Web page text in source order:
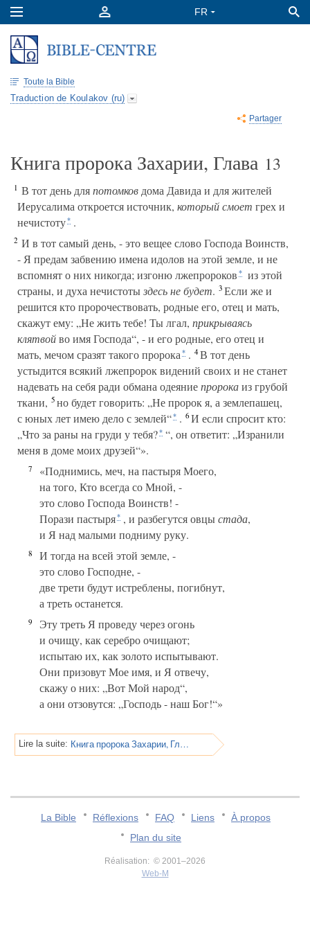
Toute la Bible
Traduction de Koulakov (ru)
Partager
Книга пророка Захарии, Глава 13
1 В тот день дляпотомков дома Давида и для жителей
Иерусалима откроется источник, который смоет грех и
нечистоту* .
2 И в тот самый день, - это вещее слово Господа Воинств,
- Я предам забвению имена идолов на этой земле, и не
вспомнят о них никогда; изгоню лжепророков *
из этой
страны, и духа нечистотыздесь не будет. 3Если же и
решится кто пророчествовать, родные его, отец и мать,
скажут ему: „Не жить тебе! Ты лгал, прикрываясь
клятвойво имя Господа“, - и его родные, его отец и
мать, мечом сразят такого пророка * . 4В тот день
устыдится всякий лжепророк видений своих и не станет
надевать на себя ради обмана одеяниепророкаиз грубой
ткани, 5но будет говорить: „Не пророк я, а землепашец,
с юных лет имею дело с землей“* . 6И если спросит кто:
„Что за раны на груди у тебя?* “, он ответит: „Изранили
меня в доме моих друзей“».
7
«Поднимись, меч, на пастыря Моего,
на того, Кто всегда со Мной, -
это слово Господа Воинств! -
Порази пастыря* , и разбегутся овцыстада,
и Я над малыми подниму руку.
8
И тогда на всей этой земле, -
это слово Господне, -
две трети будут истреблены, погибнут,
а треть останется.
9
Эту треть Я проведу через огонь
и очищу, как серебро очищают;
испытаю их, как золото испытывают.
Они призовут Мое имя, и Я отвечу,
скажу о них: „Вот Мой народ“,
а они отзовутся: „Господь - наш Бог!“»
Lire la suite: Книга пророка Захарии, Глава 14
La Bible Réflexions FAQ Liens
À propos
Plan du site
Réalisation: © 2001–2026
Web-M